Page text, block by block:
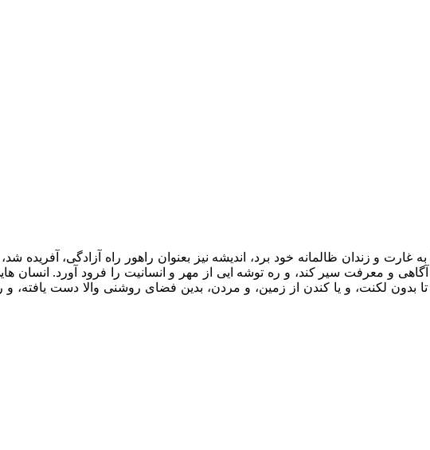
و زندان ظالمانه خود برد، اندیشه نیز بعنوان راهور راه آزادگی، آفریده شد،
آگاهی و معرفت سیر کند، و ره توشه ایی از مهر و انسانیت را فرود آورد. انسان
تا بدون لکنت، و یا کندن از زمین، و مردن، بدین فضای روشنی والا دست یافته، و